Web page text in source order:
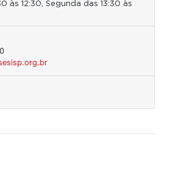
às 12:30, Segunda das 13:30 às